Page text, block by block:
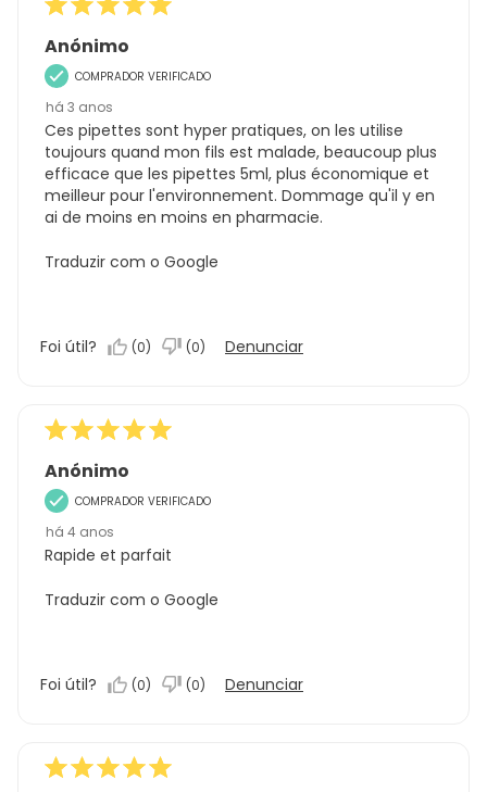
Anónimo
COMPRADOR VERIFICADO
há 3 anos
Ces pipettes sont hyper pratiques, on les utilise
toujours quand mon fils est malade, beaucoup plus
efficace que les pipettes 5ml, plus économique et
meilleur pour l'environnement. Dommage qu'il y en
ai de moins en moins en pharmacie.
Traduzir com o Google
Foi útil? (0) (0) Denunciar
Anónimo
COMPRADOR VERIFICADO
há 4 anos
Rapide et parfait
Traduzir com o Google
Foi útil? (0) (0) Denunciar